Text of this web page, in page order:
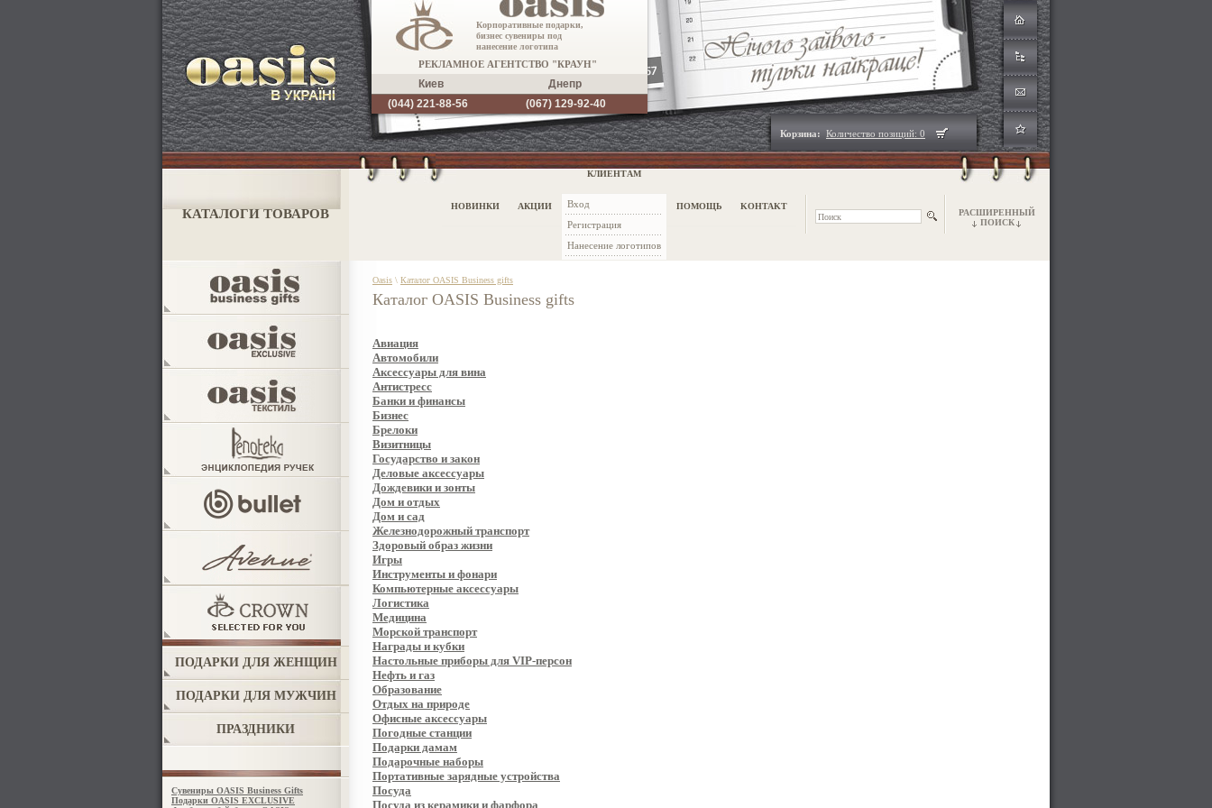
Корпоративные подарки,
бизнес сувениры под
нанесение логотипа
РЕКЛАМНОЕ АГЕНТСТВО "КРАУН"
Киев
Днепр
(044) 221-88-56
(067) 129-92-40
Корзина: Количество позиций: 0
КАТАЛОГИ ТОВАРОВ
НОВИНКИ АКЦИИ
КЛИЕНТАМ
Вход
Регистрация
Нанесение логотипов
ПОМОЩЬ KOHTAKT
РАСШИРЕННЫЙ
ПОИСК
ПОДАРКИ ДЛЯ ЖЕНЩИН
ПОДАРКИ ДЛЯ МУЖЧИН
ПРАЗДНИКИ
Сувениры OASIS Business Gifts
Подарки OASIS EXCLUSIVE
Oasis \ Каталог OASIS Business gifts
Каталог OASIS Business gifts
Авиация
Автомобили
Аксессуары для вина
Антистресс
Банки и финансы
Бизнес
Брелоки
Визитницы
Государство и закон
Деловые аксессуары
Дождевики и зонты
Дом и отдых
Дом и сад
Железнодорожный транспорт
Здоровый образ жизни
Игры
Инструменты и фонари
Компьютерные аксессуары
Логистика
Медицина
Морской транспорт
Награды и кубки
Настольные приборы для VIP-персон
Нефть и газ
Образование
Отдых на природе
Офисные аксессуары
Погодные станции
Подарки дамам
Подарочные наборы
Портативные зарядные устройства
Посуда
Посуда из керамики и фарфора